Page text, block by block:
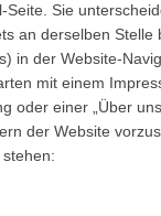
Seite. Sie
an derselben Stelle
in der Website-
mit einem
oder einer „Über
der Website